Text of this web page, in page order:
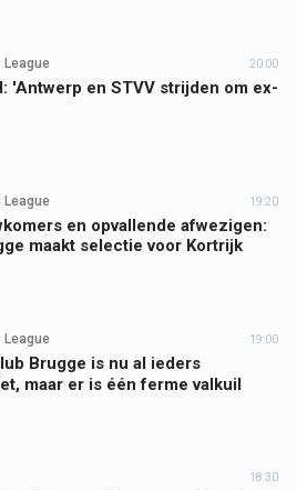
League 20:00
'Antwerp en STVV strijden om ex-
League 19:20
en opvallende afwezigen:
maakt selectie voor Kortrijk
League 19:00
Brugge is nu al ieders
maar er is één ferme valkuil
18:30